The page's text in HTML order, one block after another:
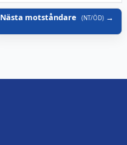
Nästa motståndare (NT/ÖD)